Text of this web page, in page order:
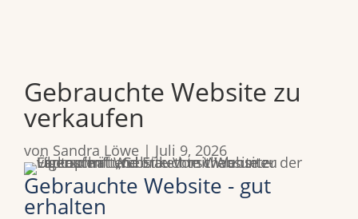
Gebrauchte Website zu
verkaufen
von Sandra Löwe | Juli 9, 2026
Gebrauchte Website - gut
erhalten